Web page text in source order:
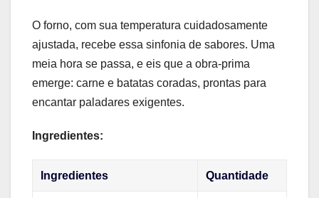
O forno, com sua temperatura cuidadosamente
ajustada, recebe essa sinfonia de sabores. Uma
meia hora se passa, e eis que a obra-prima
emerge: carne e batatas coradas, prontas para
encantar paladares exigentes.
Ingredientes:
Ingredientes Quantidade